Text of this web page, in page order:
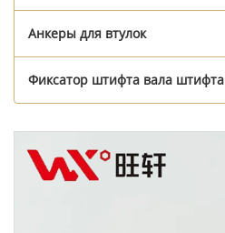
Анкеры для втулок
Фиксатор штифта вала штифта